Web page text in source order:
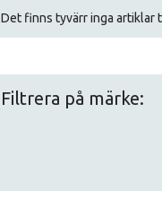
Det finns tyvärr inga artiklar
Filtrera på märke: